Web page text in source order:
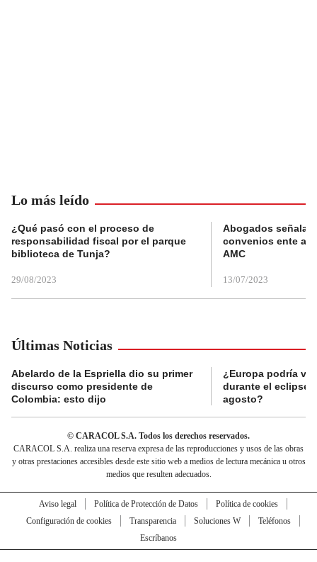
Lo más leído
¿Qué pasó con el proceso de
responsabilidad fiscal por el parque
biblioteca de Tunja?
29/08/2023
Abogados
convenios ente
AMC
13/07/2023
Últimas Noticias
Abelardo de la Espriella dio su primer
discurso como presidente de
Colombia: esto dijo
¿Europa podría
durante el eclipse
agosto?
© CARACOL S.A. Todos los derechos reservados.
CARACOL S.A. realiza una reserva expresa de las reproducciones y usos de las obras
y otras prestaciones accesibles desde este sitio web a medios de lectura mecánica u otros
medios que resulten adecuados.
Aviso legal Política de Protección de Datos
Política de cookies
Configuración de cookies
Transparencia Soluciones W
Teléfonos
Escríbanos